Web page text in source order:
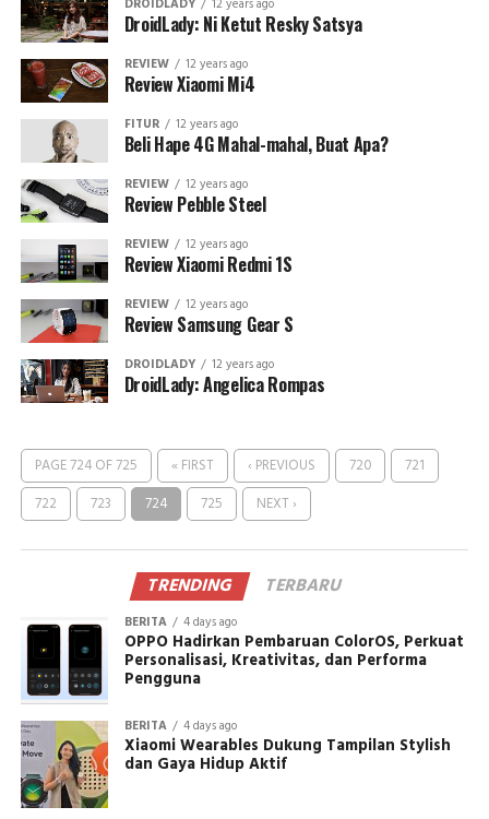
DROIDLADY 12 years ago
DroidLady: Ni Ketut Resky Satsya
REVIEW 12 years ago
Review Xiaomi Mi4
FITUR 12 years ago
Beli Hape 4G Mahal-mahal, Buat Apa?
REVIEW 12 years ago
Review Pebble Steel
REVIEW 12 years ago
Review Xiaomi Redmi 1S
REVIEW 12 years ago
Review Samsung Gear S
DROIDLADY 12 years ago
DroidLady: Angelica Rompas
PAGE 724 OF 725 « FIRST ‹ PREVIOUS 720
721
722
723 724 725 NEXT ›
TRENDING TERBARU
BERITA 4 days ago
OPPO Hadirkan Pembaruan ColorOS, Perkuat
Personalisasi, Kreativitas, dan Performa
Pengguna
BERITA 4 days ago
Xiaomi Wearables Dukung Tampilan Stylish
dan Gaya Hidup Aktif